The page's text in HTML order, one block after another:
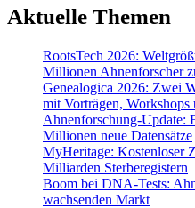
Aktuelle Themen
RootsTech 2026:
Millionen Ahnenforscher
Genealogica 2026: Zwei
mit Vorträgen, Workshops
Ahnenforschung-Update:
Millionen neue Datensätze
MyHeritage: Kostenloser
Milliarden Sterberegistern
Boom bei DNA-Tests:
wachsenden Markt